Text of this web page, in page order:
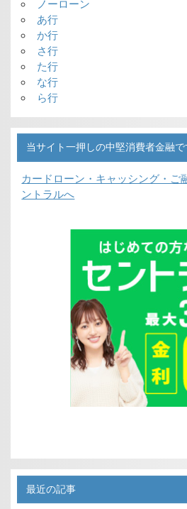
ノーローン
あ行
か行
さ行
た行
な行
ら行
当サイト一押しの中堅消費者金融で
カードローン・キャッシング・ご
ントラルへ
最近の記事